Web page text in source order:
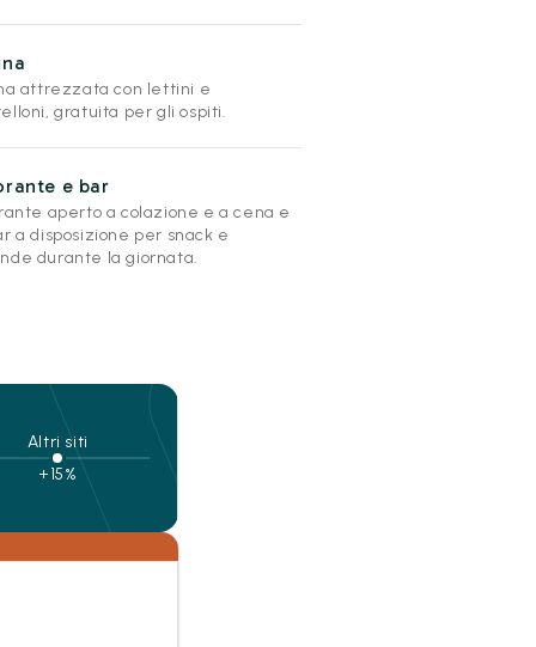
attrezzata con lettini e
gratuita per gli ospiti.
e bar
aperto a colazione e a cena e
a disposizione per snack e
durante la giornata.
Altri siti
+15%